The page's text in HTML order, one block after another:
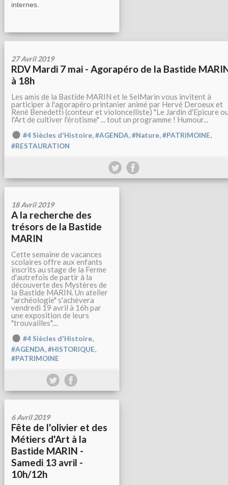
internes.
27 Avril 2019
RDV Mardi 7 mai - Agorapéro de la Bastide
à 18h
Les amis de la Bastide MARIN et le SelMarin vous invitent à
participer à l'agorapéro printanier animé par Hervé Deroeux et
René Benedetti (conteur et violoncelliste) "Le Jardin d'Epicure
l'Art de cultiver l'érotisme" ... tout un programme ! Humour...
#4 Siècles d'Histoire,#AGENDA,#Nature,#PATRIMOINE,
#RESTAURATION
18 Avril 2019
A la recherche des
trésors de la Bastide
MARIN
Cette semaine de vacances
scolaires offre aux enfants
inscrits au stage de la Ferme
d'autrefois de partir à la
découverte des Mystères de
la Bastide MARIN. Un atelier
"archéologie" s'achèvera
vendredi 19 avril à 16h par
une exposition de leurs
"trouvailles"....
#4 Siècles d'Histoire,
#AGENDA,#HISTORIQUE,
#PATRIMOINE
6 Avril 2019
Fête de l'olivier et des
Métiers d'Art à la
Bastide MARIN -
Samedi 13 avril -
10h/12h